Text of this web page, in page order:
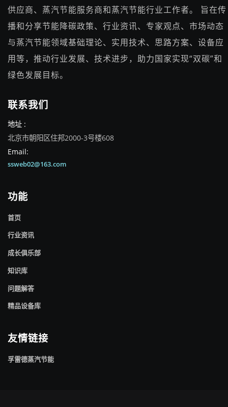
供应商、蒸汽节能服务商和蒸汽节能行业工作者。 旨在传
播和分享节能降碳政策、行业资讯、专家观点、市场动态
与蒸汽节能领域基础理论、实用技术、思路方案、设备应
用等，推动行业发展、技术进步，助力国家实现“双碳”和
绿色发展目标。
联系我们
地址 :
北京市朝阳区住邦2000-3号楼608
Email:
ssweb02@163.com
功能
首页
行业资讯
成长俱乐部
知识库
问题解答
精品设备库
友情链接
孚雷德蒸汽节能